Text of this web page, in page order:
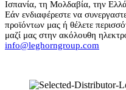
Ισπανία, τη Μολδαβία, την
Εάν ενδιαφέρεστε να
προϊόντων μας ή θέλετε
μαζί μας στην ακόλουθη
info@leghorngroup.com